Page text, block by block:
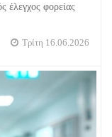
έλεγχος φορείας
Τρίτη 16.06.2026